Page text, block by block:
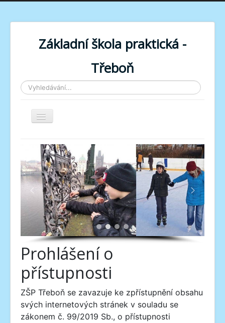
Základní škola praktická -
Třeboň
Vyhledávání...
Toggle
Prohlášení o
přístupnosti
ZŠP Třeboň se zavazuje ke zpřístupnění obsahu
svých internetových stránek v souladu se
zákonem č. 99/2019 Sb., o přístupnosti